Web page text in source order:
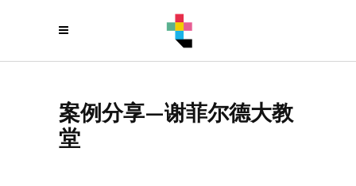
案例分享—谢菲尔德大教
堂